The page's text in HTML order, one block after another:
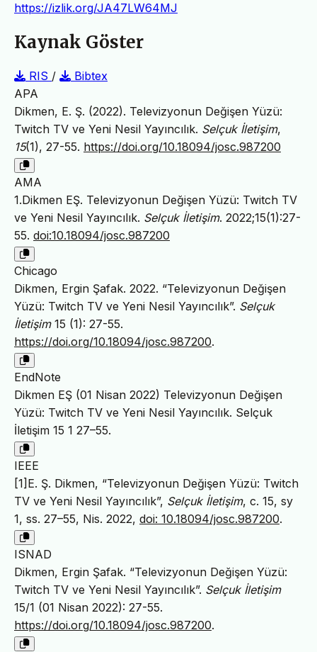
https://izlik.org/JA47LW64MJ
Kaynak Göster
RIS /
Bibtex
APA
Dikmen, E. Ş. (2022). Televizyonun Değişen Yüzü:
Twitch TV ve Yeni Nesil Yayıncılık. Selçuk İletişim,
15(1), 27-55. https://doi.org/10.18094/josc.987200
AMA
1.Dikmen EŞ. Televizyonun Değişen Yüzü: Twitch TV
ve Yeni Nesil Yayıncılık. Selçuk İletişim. 2022;15(1):27-
55. doi:10.18094/josc.987200
Chicago
Dikmen, Ergin Şafak. 2022. “Televizyonun Değişen
Yüzü: Twitch TV ve Yeni Nesil Yayıncılık”. Selçuk
İletişim15 (1): 27-55.
https://doi.org/10.18094/josc.987200.
EndNote
Dikmen EŞ (01 Nisan 2022) Televizyonun Değişen
Yüzü: Twitch TV ve Yeni Nesil Yayıncılık. Selçuk
İletişim 15 1 27–55.
IEEE
[1]E. Ş. Dikmen, “Televizyonun Değişen Yüzü: Twitch
TV ve Yeni Nesil Yayıncılık”, Selçuk İletişim, c. 15, sy
1, ss. 27–55, Nis. 2022, doi: 10.18094/josc.987200.
ISNAD
Dikmen, Ergin Şafak. “Televizyonun Değişen Yüzü:
Twitch TV ve Yeni Nesil Yayıncılık”. Selçuk İletişim
15/1 (01 Nisan 2022): 27-55.
https://doi.org/10.18094/josc.987200.